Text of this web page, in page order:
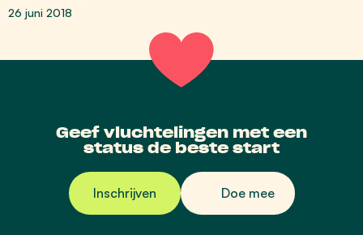
26 juni 2018
Geef vluchtelingen met een
status de beste start
Inschrijven Doe mee